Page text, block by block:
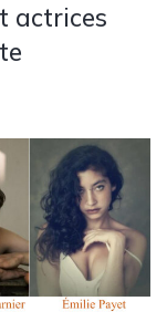
actrices